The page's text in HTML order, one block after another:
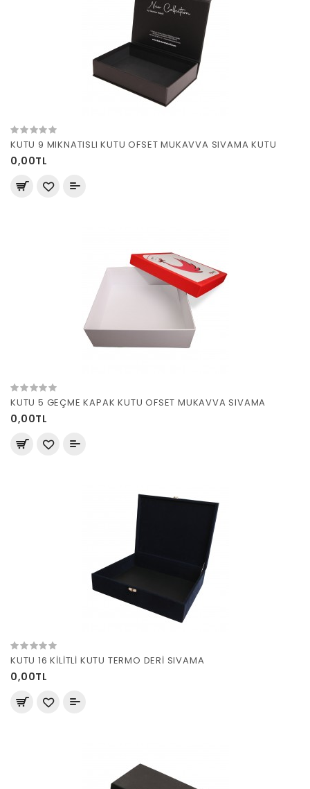
KUTU 9 MIKNATISLI KUTU OFSET MUKAVVA SIVAMA KUTU
0,00TL
KUTU 5 GEÇME KAPAK KUTU OFSET MUKAVVA SIVAMA
0,00TL
KUTU 16 KİLİTLİ KUTU TERMO DERİ SIVAMA
0,00TL